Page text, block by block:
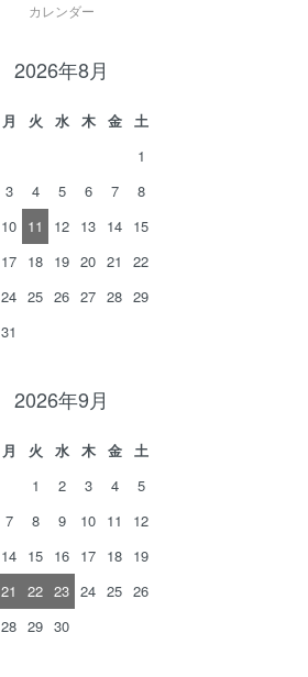
カレンダー
2026年8月
月 火 水 木 金
土
1
3 4 5 6 7
8
10 11 12 13 14 15
17 18 19 20 21
22
24 25 26 27 28 29
31
2026年9月
月 火 水 木 金
土
1
2 3 4
5
7 8 9 10 11
12
14 15 16 17 18 19
21 22 23 24 25 26
28 29 30